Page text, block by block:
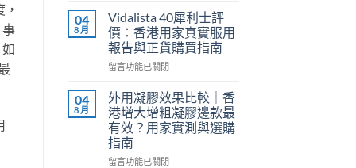
實
服
用
心
得
購
買
建
議〉
中
有
效？
2026
香
港
家
必
讀
用
法
用
效
片
副
作
用
全
嗎？
香
港
用
家
04
8 月
Vidalista 40犀利士評
價：香港用家真實服用
報告與正貨購買指南
在
40
犀
利
士
評
價：
留言功能已關閉
04
8 月
外用凝膠效果比較｜香
港增大增粗凝膠邊款最
有效？用家實測與選購
指南
在
留言功能已關閉